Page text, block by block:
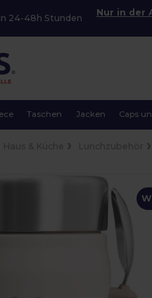
24-48h Stunden
Nur in der
Taschen Jacken Caps